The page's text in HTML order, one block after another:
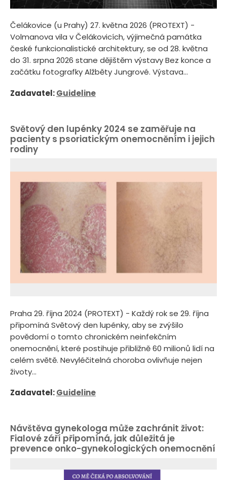
Čelákovice (u Prahy) 27. května 2026 (PROTEXT) -
Volmanova vila v Čelákovicích, výjimečná památka
české funkcionalistické architektury, se od 28. května
do 31. srpna 2026 stane dějištěm výstavy Bez konce a
začátku fotografky Alžběty Jungrové. Výstava...
Zadavatel:Guideline
Světový den lupénky 2024 se zaměřuje na
pacienty s psoriatickým onemocněním i jejich
rodiny
Praha 29. října 2024 (PROTEXT) - Každý rok se 29. října
připomíná Světový den lupénky, aby se zvýšilo
povědomí o tomto chronickém neinfekčním
onemocnění, které postihuje přibližně 60 milionů lidí na
celém světě. Nevyléčitelná choroba ovlivňuje nejen
životy...
Zadavatel:Guideline
Návštěva gynekologa může zachránit život:
Fialové září připomíná, jak důležitá je
prevence onko-gynekologických onemocnění